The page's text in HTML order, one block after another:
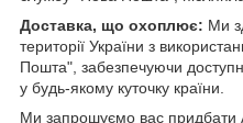
Доставка, що охоплює: Ми
території України з
Пошта", забезпечуючи
у будь-якому куточку країни.
Ми запрошуємо вас придбати